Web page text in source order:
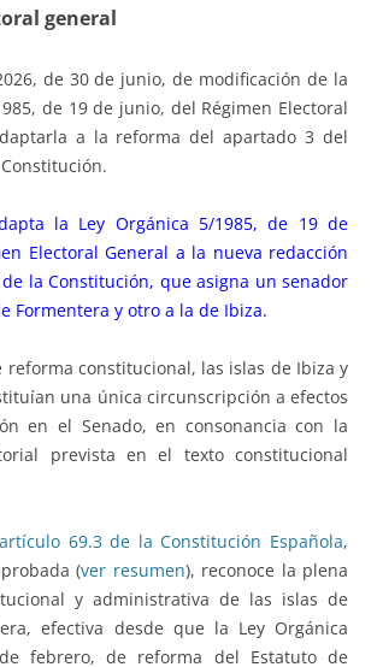
general
de 30 de junio, de modificación de la
de 19 de junio, del Régimen Electoral
a la reforma del apartado 3 del
la Ley Orgánica 5/1985, de 19 de
Electoral General a la nueva redacción
la Constitución, que asigna un senador
Formentera y otro a la de Ibiza.
reforma constitucional, las islas de Ibiza y
una única circunscripción a efectos
en el Senado, en consonancia con la
prevista en el texto constitucional
artículo 69.3 de la Constitución Española,
(ver resumen), reconoce la plena
y administrativa de las islas de
efectiva desde que la Ley Orgánica
febrero, de reforma del Estatuto de